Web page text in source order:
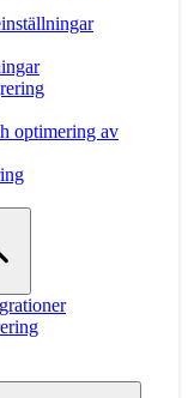
optimering av